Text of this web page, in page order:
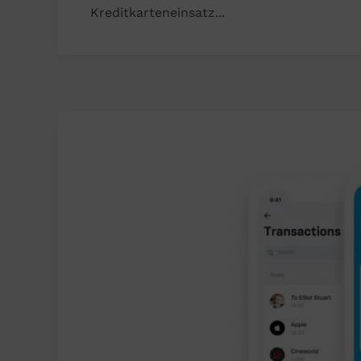
Kreditkarteneinsatz...